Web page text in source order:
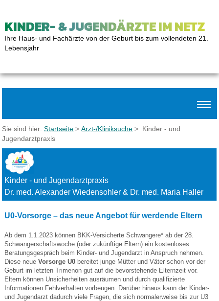
KINDER- & JUGENDÄRZTE IM NETZ
Ihre Haus- und Fachärzte von der Geburt bis zum vollendeten 21.
Lebensjahr
Sie sind hier:Startseite >Arzt-/Kliniksuche > Kinder - und
Jugendarztpraxis
Kinder - und Jugendarztpraxis
Dr. med. Alexander Wiedensohler & Dr. med. Maria Haller
U0-Vorsorge – das neue Angebot für werdende Eltern
Ab dem 1.1.2023 können BKK-Versicherte Schwangere* ab der 28.
Schwangerschaftswoche (oder zukünftige Eltern) ein kostenloses
Beratungsgespräch beim Kinder- und Jugendarzt in Anspruch nehmen.
Diese neue Vorsorge U0bereitet junge Mütter und Väter schon vor der
Geburt im letzten Trimenon gut auf die bevorstehende Elternzeit vor.
Eltern können Unsicherheiten ausräumen und durch qualifizierte
Informationen Fehlverhalten vorbeugen. Darüber hinaus kann der Kinder-
und Jugendarzt dadurch viele Fragen, die sich normalerweise bis zur U3